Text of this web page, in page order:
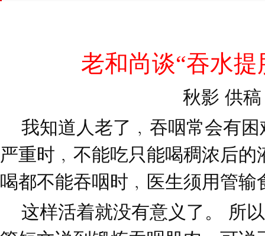
老和尚谈“吞水提
秋影 供稿
我知道人老了﹐吞咽常会有困
严重时﹐不能吃只能喝稠浓后
喝都不能吞咽时﹐医生须用管输
这样活着就没有意义了。 所